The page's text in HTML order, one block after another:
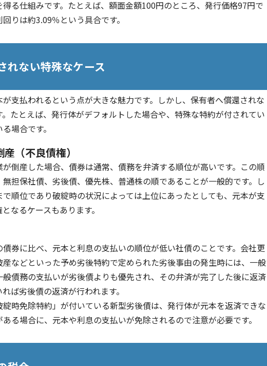
る仕組みです。たとえば、額面金額100円のところ、発行価格97円で
りは約3.09％という具合です。
れない特殊なケース
支払われるという点が大きな魅力です。しかし、保有者へ償還されな
たとえば、発行体がデフォルトした場合や、特殊な特約が付されてい
場合です。
（不良債権）
倒産した場合、債券は通常、債務を弁済する順位が高いです。この順
担保社債、劣後債、優先株、普通株の順であることが一般的です。し
順位であり破綻時の状況によっては上位にあったとしても、元本が支
なるケースもあります。
券に比べ、元本と利息の支払いの順位が低い社債のことです。会社更
などといった予め劣後特約で定められた劣後事由の発生時には、一般
債務の支払いが劣後債よりも優先され、その弁済が完了した後に返済
ば劣後債の返済が行われます。
時免除特約」が付いている新型劣後債は、発行体が元本を返済できな
る場合に、元本や利息の支払いが免除されるので注意が必要です。